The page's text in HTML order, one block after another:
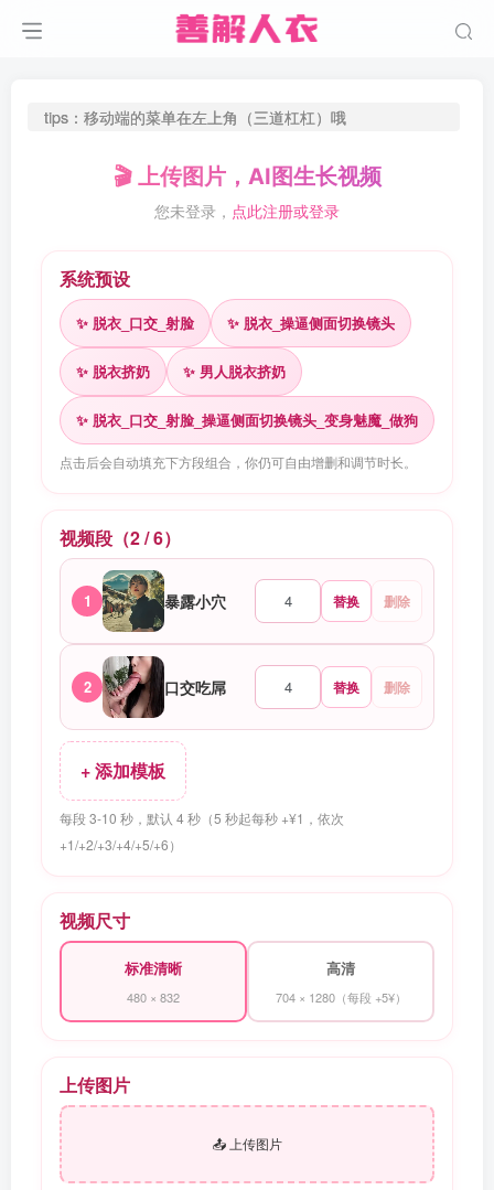
tips：移动端的菜单在左上角（三道杠杠）哦
🎬 上传图片，AI图生长视频
您未登录， 点此注册或登录
系统预设
✨ 脱衣_口交_射脸 ✨ 脱衣_操逼侧面切换镜头
✨ 脱衣挤奶 ✨ 男人脱衣挤奶
✨ 脱衣_口交_射脸_操逼侧面切换镜头_变身魅魔_做狗
点击后会自动填充下方段组合，你仍可自由增删和调节时长。
视频段（2/ 6）
1 暴露小穴 替换 删除
2 口交吃屌 替换 删除
+ 添加模板
每段 3-10 秒，默认 4 秒（5 秒起每秒 +¥1，依次
+1/+2/+3/+4/+5/+6）
视频尺寸
标准清晰
480 × 832
高清
704 × 1280（每段 +5¥）
上传图片
📤 上传图片